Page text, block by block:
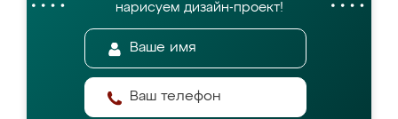
нарисуем дизайн-проект!